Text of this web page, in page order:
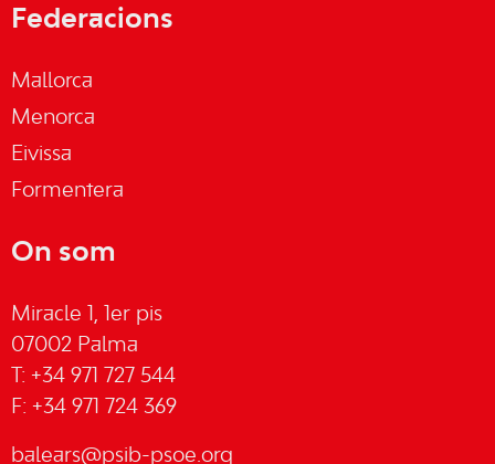
Federacions
Mallorca
Menorca
Eivissa
Formentera
On som
Miracle 1, 1er pis
07002 Palma
T: +34 971 727 544
F: +34 971 724 369
balears@psib-psoe.org